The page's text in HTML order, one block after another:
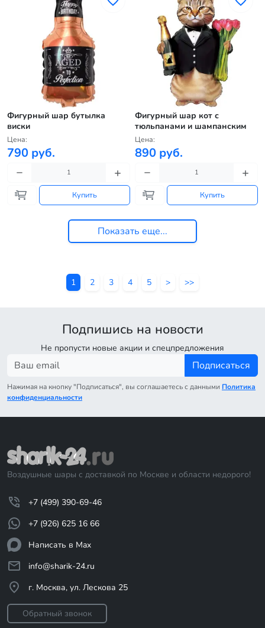
Фигурный шар бутылка
виски
Цена:
790 руб.
Купить
Фигурный шар кот с
тюльпанами и шампанским
Цена:
890 руб.
Купить
Показать еще...
1 2 3 4 5 > >>
Подпишись на новости
Не пропусти новые акции и спецпредложения
Подписаться
Нажимая на кнопку "Подписаться", вы соглашаетесь с данными Политика
конфиденциальности
Воздушные шары с доставкой по Москве и области недорого!
+7 (499) 390-69-46
+7 (926) 625 16 66
Написать в Max
info@sharik-24.ru
г. Москва, ул. Лескова 25
Обратный звонок